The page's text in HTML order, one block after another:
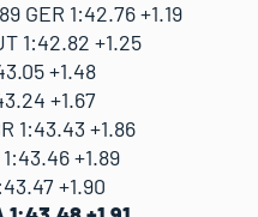
GER 1:42.76 +1.19
1:42.82 +1.25
+1.48
+1.67
1:43.43 +1.86
+1.89
+1.90